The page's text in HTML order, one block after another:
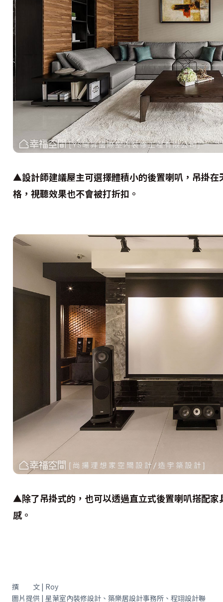
▲設計師建議屋主可選擇體積小的後置喇叭，吊掛
格，視聽效果也不會被打折扣。
▲除了吊掛式的，也可以透過直立式後置喇叭搭配
感。
撰 文 | Roy
圖片提供 | 星葉室內裝修設計、築樂居設計事務所、程翊設計聯